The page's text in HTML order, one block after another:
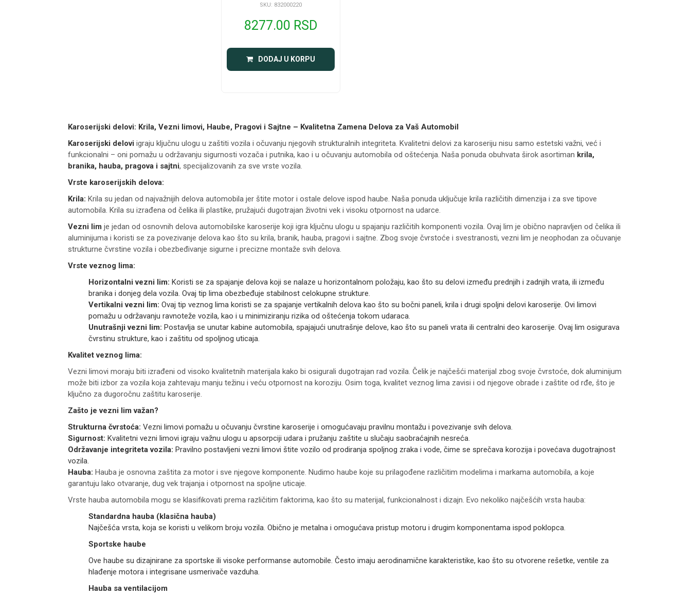
SKU: 832000220
8277.00 RSD
DODAJ U KORPU
Karoserijski delovi: Krila, Vezni limovi, Haube, Pragovi i Sajtne – Kvalitetna Zamena Delova za Vaš Automobil
Karoserijski delovi igraju ključnu ulogu u zaštiti vozila i očuvanju njegovih strukturalnih integriteta. Kvalitetni delovi za karoseriju nisu samo estetski važni, već i
funkcionalni – oni pomažu u održavanju sigurnosti vozača i putnika, kao i u očuvanju automobila od oštećenja. Naša ponuda obuhvata širok asortiman krila,
branika, hauba, pragova i sajtni, specijalizovanih za sve vrste vozila.
Vrste karoserijskih delova:
Krila: Krila su jedan od najvažnijih delova automobila jer štite motor i ostale delove ispod haube. Naša ponuda uključuje krila različitih dimenzija i za sve tipove
automobila. Krila su izrađena od čelika ili plastike, pružajući dugotrajan životni vek i visoku otpornost na udarce.
Vezni lim je jedan od osnovnih delova automobilske karoserije koji igra ključnu ulogu u spajanju različitih komponenti vozila. Ovaj lim je obično napravljen od čelika ili
aluminijuma i koristi se za povezivanje delova kao što su krila, branik, hauba, pragovi i sajtne. Zbog svoje čvrstoće i svestranosti, vezni lim je neophodan za očuvanje
strukturne čvrstine vozila i obezbeđivanje sigurne i precizne montaže svih delova.
Vrste veznog lima:
Horizontalni vezni lim: Koristi se za spajanje delova koji se nalaze u horizontalnom položaju, kao što su delovi između prednjih i zadnjih vrata, ili između
branika i donjeg dela vozila. Ovaj tip lima obezbeđuje stabilnost celokupne strukture.
Vertikalni vezni lim: Ovaj tip veznog lima koristi se za spajanje vertikalnih delova kao što su bočni paneli, krila i drugi spoljni delovi karoserije. Ovi limovi
pomažu u održavanju ravnoteže vozila, kao i u minimiziranju rizika od oštećenja tokom udaraca.
Unutrašnji vezni lim: Postavlja se unutar kabine automobila, spajajući unutrašnje delove, kao što su paneli vrata ili centralni deo karoserije. Ovaj lim osigurava
čvrstinu strukture, kao i zaštitu od spoljnog uticaja.
Kvalitet veznog lima:
Vezni limovi moraju biti izrađeni od visoko kvalitetnih materijala kako bi osigurali dugotrajan rad vozila. Čelik je najčešći materijal zbog svoje čvrstoće, dok aluminijum
može biti izbor za vozila koja zahtevaju manju težinu i veću otpornost na koroziju. Osim toga, kvalitet veznog lima zavisi i od njegove obrade i zaštite od rđe, što je
ključno za dugoročnu zaštitu karoserije.
Zašto je vezni lim važan?
Strukturna čvrstoća: Vezni limovi pomažu u očuvanju čvrstine karoserije i omogućavaju pravilnu montažu i povezivanje svih delova.
Sigurnost: Kvalitetni vezni limovi igraju važnu ulogu u apsorpciji udara i pružanju zaštite u slučaju saobraćajnih nesreća.
Održavanje integriteta vozila: Pravilno postavljeni vezni limovi štite vozilo od prodiranja spoljnog zraka i vode, čime se sprečava korozija i povećava dugotrajnost
vozila.
Hauba: Hauba je osnovna zaštita za motor i sve njegove komponente. Nudimo haube koje su prilagođene različitim modelima i markama automobila, a koje
garantuju lako otvaranje, dug vek trajanja i otpornost na spoljne uticaje.
Vrste hauba automobila mogu se klasifikovati prema različitim faktorima, kao što su materijal, funkcionalnost i dizajn. Evo nekoliko najčešćih vrsta hauba:
Standardna hauba (klasična hauba)
Najčešća vrsta, koja se koristi u velikom broju vozila. Obično je metalna i omogućava pristup motoru i drugim komponentama ispod poklopca.
Sportske haube
Ove haube su dizajnirane za sportske ili visoke performanse automobile. Često imaju aerodinamične karakteristike, kao što su otvorene rešetke, ventile za
hlađenje motora i integrisane usmerivače vazduha.
Hauba sa ventilacijom